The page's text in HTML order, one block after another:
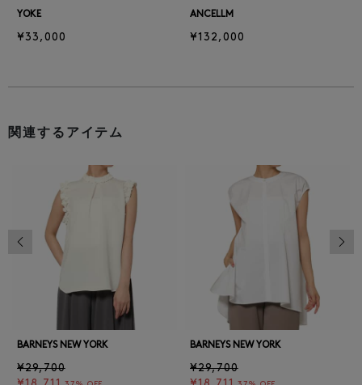
YOKE
¥33,000
ANCELLM
¥132,000
関連するアイテム
BARNEYS NEW YORK
¥29,700
BARNEYS NEW YORK
¥29,700
前の画像